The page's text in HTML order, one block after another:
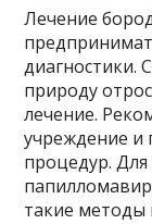
Лечение
диагностики.
природу
лечение.
учреждение и
процедур.
такие методы